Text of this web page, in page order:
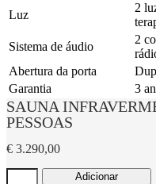
Luz
2
Sistema de áudio
2
Abertura da porta
Garantia
3
SAUNA
PESSOAS
€ 3.290,00
Quantidade
Adicionar